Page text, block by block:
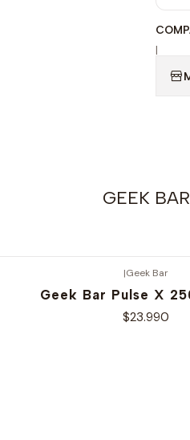
|
GEEK BAR
|Geek Bar
Geek Bar Pulse X
$23.990